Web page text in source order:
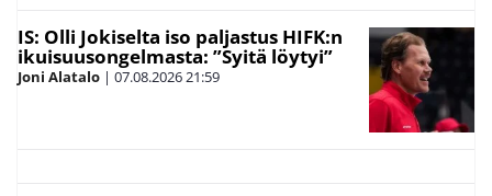
IS: Olli Jokiselta iso paljastus HIFK:n
ikuisuusongelmasta: ”Syitä löytyi”
Joni Alatalo | 07.08.202621:59